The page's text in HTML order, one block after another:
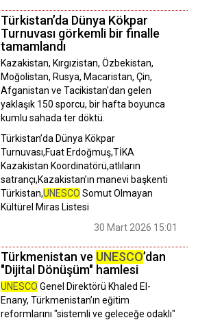
Türkistan’da Dünya Kökpar
Turnuvası görkemli bir finalle
tamamlandı
Kazakistan, Kırgızistan, Özbekistan,
Moğolistan, Rusya, Macaristan, Çin,
Afganistan ve Tacikistan'dan gelen
yaklaşık 150 sporcu, bir hafta boyunca
kumlu sahada ter döktü.
Türkistan’da Dünya Kökpar
Turnuvası,Fuat Erdoğmuş,TİKA
Kazakistan Koordinatörü,atlıların
satrançı,Kazakistan’ın manevi başkenti
Türkistan,UNESCO Somut Olmayan
Kültürel Miras Listesi
30 Mart 2026 15:01
Türkmenistan ve UNESCO’dan
"Dijital Dönüşüm" hamlesi
UNESCO Genel Direktörü Khaled El-
Enany, Türkmenistan’ın eğitim
reformlarını "sistemli ve geleceğe odaklı"